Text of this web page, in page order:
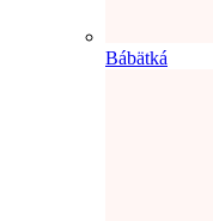
Bábätká